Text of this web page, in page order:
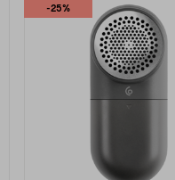
-25%